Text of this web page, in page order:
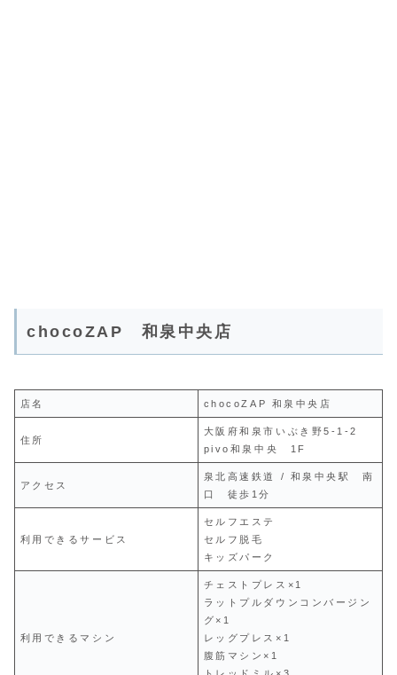
chocoZAP 和泉中央店
店名 chocoZAP 和泉中央店
住所
大阪府和泉市いぶき野5-1-2
pivo和泉中央 1F
アクセス
泉北高速鉄道 / 和泉中央駅 南
口 徒歩1分
利用できるサービス
セルフエステ
セルフ脱毛
キッズパーク
利用できるマシン
チェストプレス×1
ラットプルダウンコンバージン
グ×1
レッグプレス×1
腹筋マシン×1